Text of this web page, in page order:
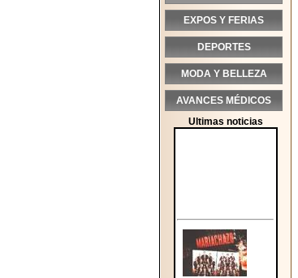
EXPOS Y FERIAS
DEPORTES
MODA Y BELLEZA
AVANCES MÉDICOS
Ultimas noticias